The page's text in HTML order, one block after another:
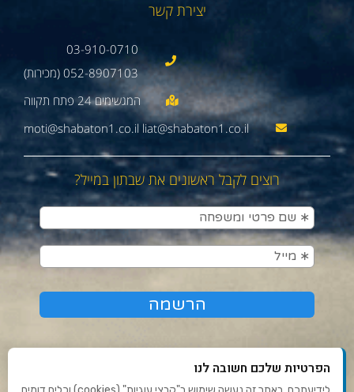
יצירת קשר
03-910-0710
052-8907103 (מכירות)
moti@shabaton1.co.il liat@shabaton1.co.il
רוצים לקבל ראשונים את שבתון במייל?
הפרטיות שלכם חשובה לנו